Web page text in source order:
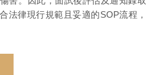
法律現行規範且妥適的SOP流程，